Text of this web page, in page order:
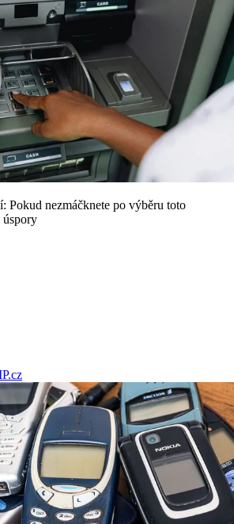
Pokud nezmáčknete po výběru toto